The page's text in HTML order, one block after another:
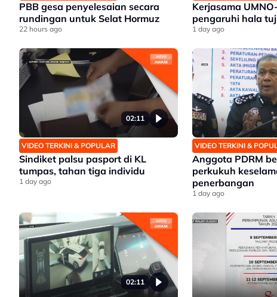
PBB gesa penyelesaian secara
rundingan untuk Selat Hormuz
22 hours ago
Kerjasama
pengaruhi hala
1 day ago
02:11
VIDEO TERKINI & POPULAR
Sindiket palsu pasport di KL
tumpas, tahan tiga individu
1 day ago
VIDEO TERKINI &
Anggota PDRM
perkukuh
penerbangan
1 day ago
02:11